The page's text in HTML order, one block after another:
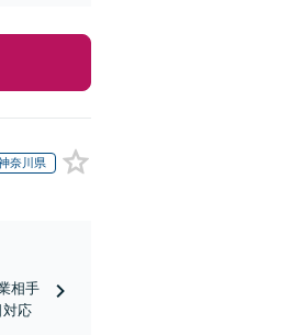
奈川県
相手
対応